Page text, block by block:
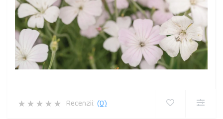
Recenzii: (0)